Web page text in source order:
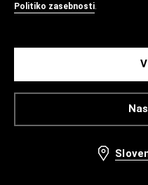
Politiko zasebnosti.